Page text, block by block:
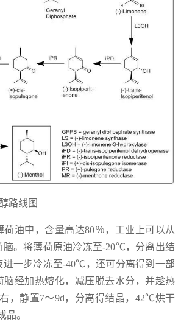
路线图
荷油中，含量高达80％，工业上可以从
脑。将薄荷原油冷冻至-20℃，分离出结
进一步冷冻至-40℃，还可分离得到一部
脑经加热熔化，减压脱去水分，并趁热
，静置7～9d，分离得结晶，42℃烘干
品。